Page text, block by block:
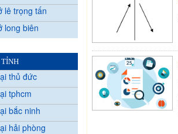
lê trọng tấn
long biên
TỈNH
thủ đức
tphcm
bắc ninh
hải phòng